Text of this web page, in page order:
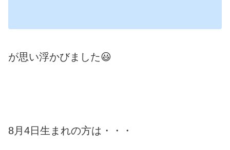
が思い浮かびました😃
8月4日生まれの方は・・・